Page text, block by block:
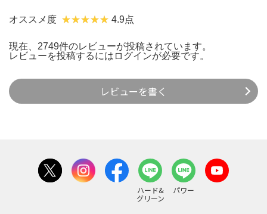
オススメ度 4.9点
現在、2749件のレビューが投稿されています。
レビューを投稿するには ログインが必要です。
レビューを書く
ハード&
グリーン
パワー